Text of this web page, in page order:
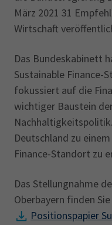
März 2021 31
Wirtschaft
Das Bundeskabinett
Sustainable Finance-
fokussiert auf die
wichtiger Baustein
Deutschland zu
Finance-Standort zu
Das Stellungnahme
Oberbayern finden
Positionspapier